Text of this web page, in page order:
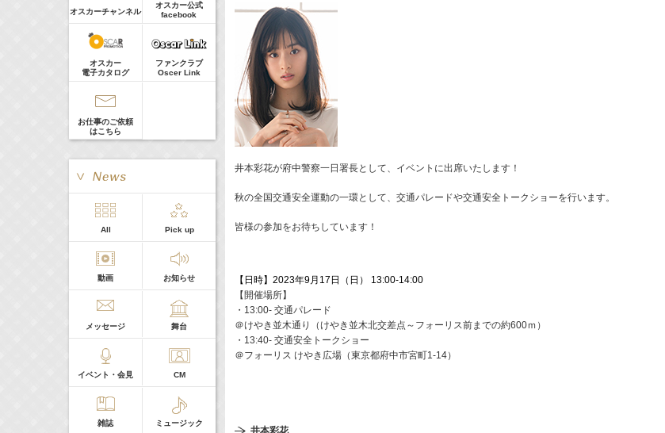
17:10-17:30(Radio
河北麻友子のマユコレ！
Tシャツが乾くまで
庄司浩平
> More
井本彩花が府中警察一日署長として、イベントに出席いたします！
秋の全国交通安全運動の一環として、 交通パレードや交通安全トークショーを行います。
皆様の参加をお待ちしています！
【日時】2023年9月17日（日） 13:00-14:00
【開催場所】
・13:00- 交通パレード
＠けやき並木通り（けやき並木北交差点～ フォーリス前までの約600ｍ）
・13:40- 交通安全トークショー
＠フォーリス けやき広場（東京都府中市宮町1-14）
井本彩花
オスカーチャンネル
オスカー公式
facebook
オスカー
電子カタログ
ファンクラブ
Oscer Link
お仕事のご依頼
はこちら
All Pick up
動画 お知らせ
メッセージ 舞台
イベント・会見 CM
雑誌 ミュージック
Guest
５０音順